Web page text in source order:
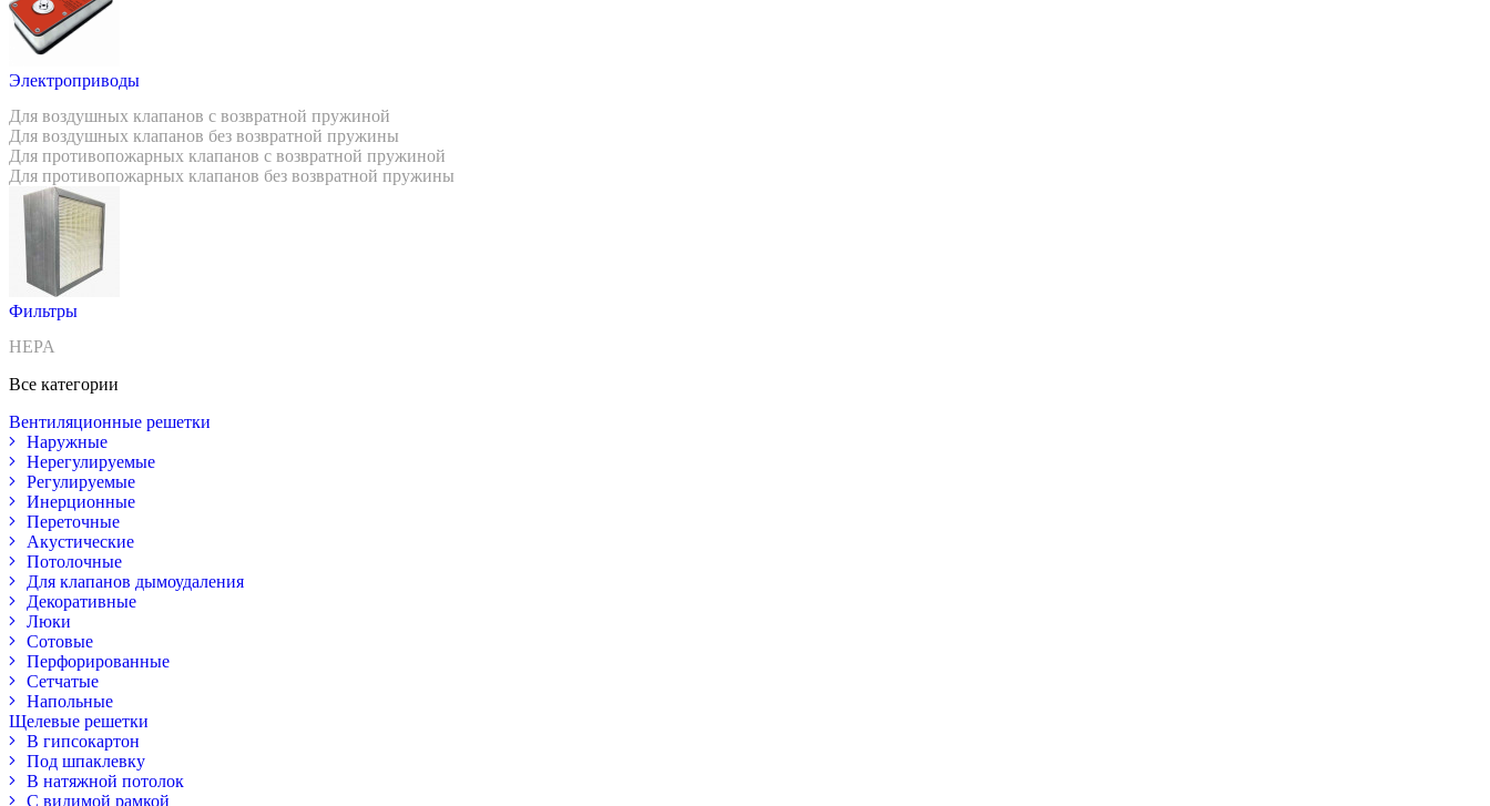
Электроприводы
Для воздушных клапанов с возвратной пружиной
Для воздушных клапанов без возвратной пружины
Для противопожарных клапанов с возвратной пружиной
Для противопожарных клапанов без возвратной пружины
Фильтры
HEPA
Все категории
Вентиляционные решетки
Наружные
Нерегулируемые
Регулируемые
Инерционные
Переточные
Акустические
Потолочные
Для клапанов дымоудаления
Декоративные
Люки
Сотовые
Перфорированные
Сетчатые
Напольные
Щелевые решетки
В гипсокартон
Под шпаклевку
В натяжной потолок
С видимой рамкой